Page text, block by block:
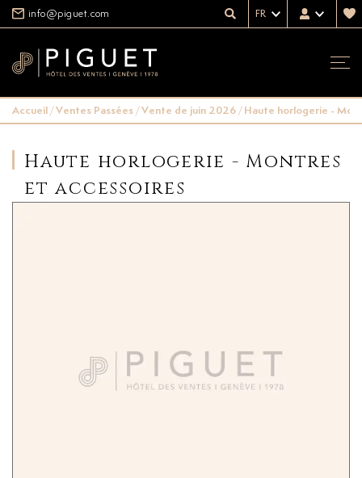
info@piguet.com FR
Accueil/Ventes Passées/Vente de juin 2026/Haute horlogerie -
Haute horlogerie - Montres
et accessoires